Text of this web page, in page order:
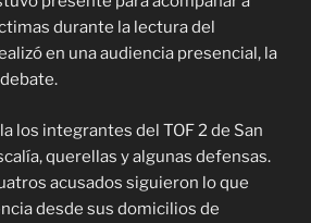
durante la lectura del
en una audiencia presencial, la
los integrantes del TOF 2 de San
querellas y algunas defensas.
acusados siguieron lo que
desde sus domicilios de